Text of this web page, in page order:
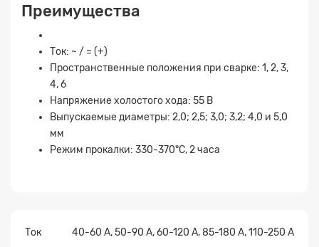
Преимущества
Ток: ~ / = (+)
Пространственные положения при сварке: 1, 2, 3,
4, 6
Напряжение холостого хода: 55 В
Выпускаемые диаметры: 2,0; 2,5; 3,0; 3,2; 4,0 и 5,0
мм
Режим прокалки: 330-370°С, 2 часа
Ток 40-60 A, 50-90 A, 60-120 A, 85-180 A, 110-250 A